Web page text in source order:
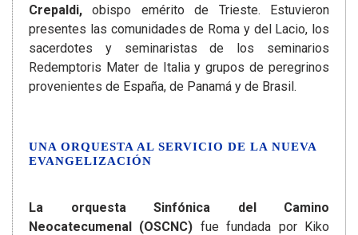
Crepaldi, obispo emérito de Trieste. Estuvieron
presentes las comunidades de Roma y del Lacio, los
sacerdotes y seminaristas de los seminarios
Redemptoris Mater de Italia y grupos de peregrinos
provenientes de España, de Panamá y de Brasil.
UNA ORQUESTA AL SERVICIO DE LA NUEVA
EVANGELIZACIÓN
La orquesta Sinfónica del Camino
Neocatecumenal (OSCNC) fue fundada por Kiko